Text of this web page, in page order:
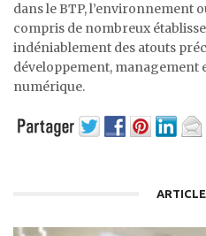
dans le BTP, l’environnement
compris de nombreux
indéniablement des atouts
développement, management
numérique.